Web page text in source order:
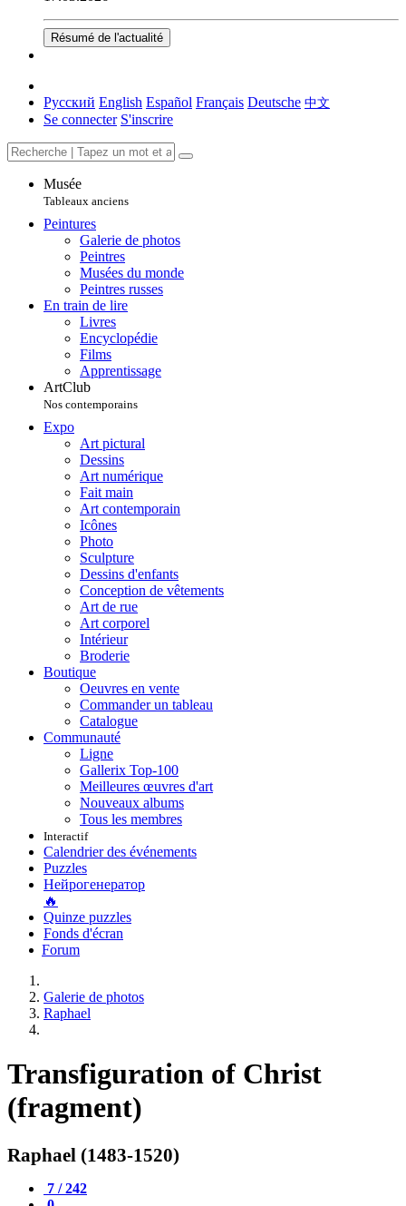
Résumé de l'actualité
Русский English Español Français Deutsche 中文
Se connecter S'inscrire
Musée
Tableaux anciens
Peintures
Galerie de photos
Peintres
Musées du monde
Peintres russes
En train de lire
Livres
Encyclopédie
Films
Apprentissage
ArtClub
Nos contemporains
Expo
Art pictural
Dessins
Art numérique
Fait main
Art contemporain
Icônes
Photo
Sculpture
Dessins d'enfants
Conception de vêtements
Art de rue
Art corporel
Intérieur
Broderie
Boutique
Oeuvres en vente
Commander un tableau
Catalogue
Communauté
Ligne
Gallerix Top-100
Meilleures œuvres d'art
Nouveaux albums
Tous les membres
Interactif
Calendrier des événements
Puzzles
Нейрогенератор
🔥
Quinze puzzles
Fonds d'écran
Forum
Galerie de photos
Raphael
Transfiguration of Christ
(fragment)
Raphael (1483-1520)
7 / 242